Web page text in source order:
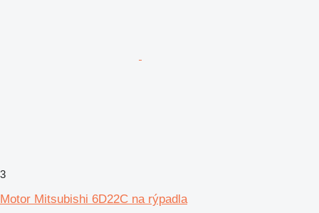
3
Motor Mitsubishi 6D22C na rýpadla